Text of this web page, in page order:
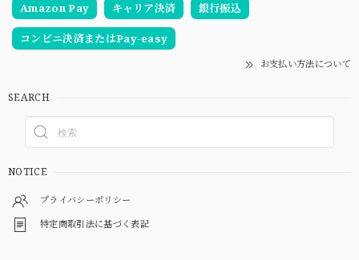
Amazon Pay キャリア決済 銀行振込
コンビニ決済またはPay-easy
お支払い方法について
SEARCH
NOTICE
プライバシーポリシー
特定商取引法に基づく表記